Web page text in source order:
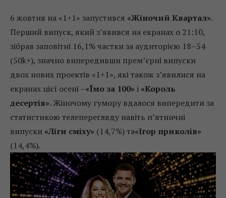
6 жовтня на «1+1» запустився «Жіночий Квартал».
Перший випуск, який з’явився на екранах о 21:10,
зібрав заповітні 16,1% частки за аудиторією 18–54
(50k+), значно випередивши прем’єрні випуски
двох нових проектів «1+1», які також з’явилися на
екранах цієї осені –«Їмо за 100»і «Король
десертів». Жіночому гумору вдалося випередити за
статистикою телеперегляду навіть п’ятничні
випуски «Ліги сміху» (14,7%) та«Ігор приколів»
(14,4%).